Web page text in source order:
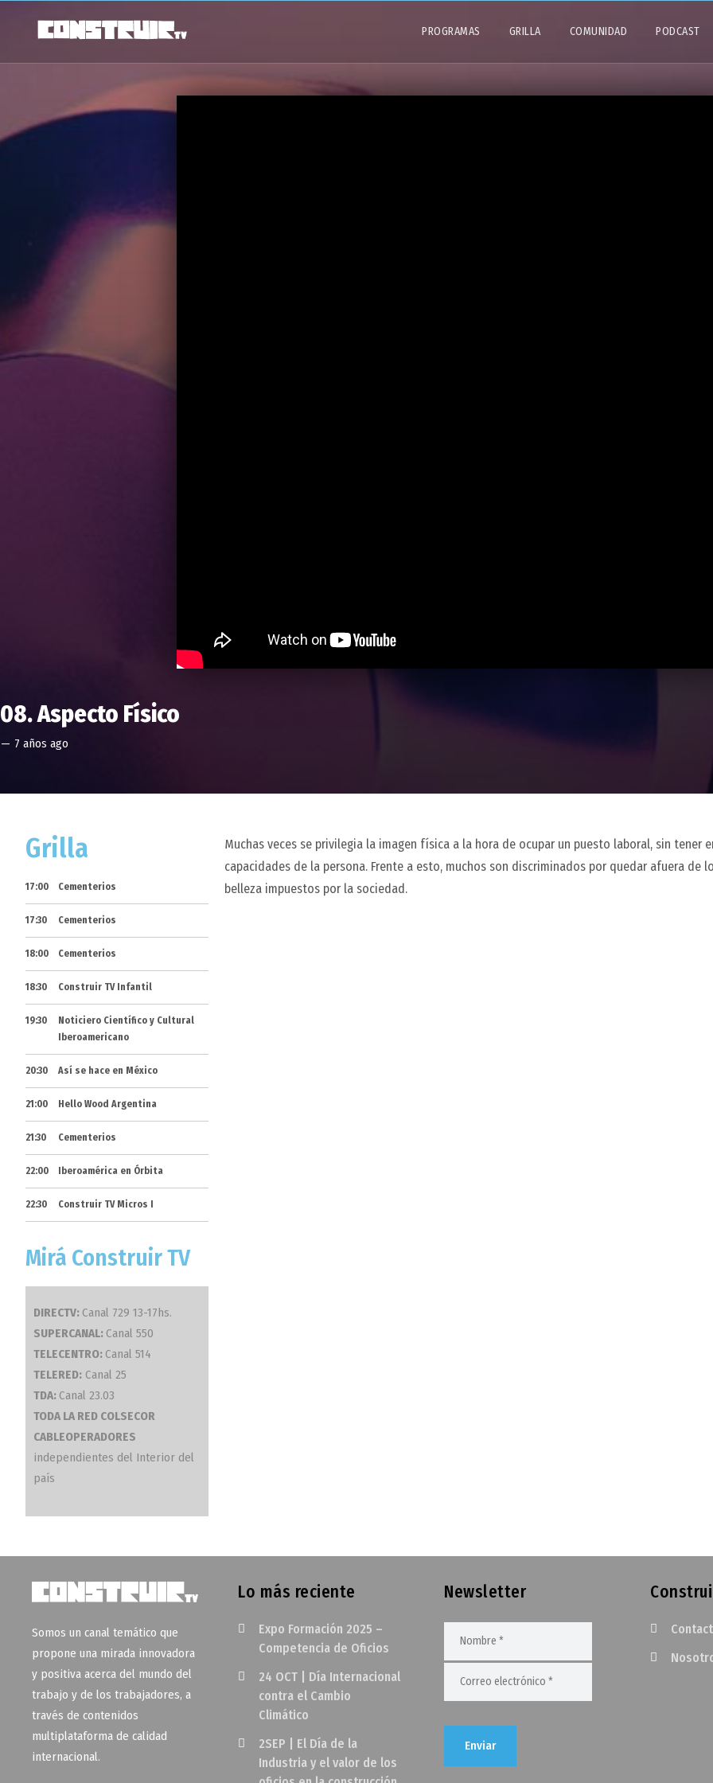
PROGRAMAS GRILLA COMUNIDAD PODCAST
08. Aspecto Físico
— 7 años ago
Grilla
17:00 Cementerios
17:30 Cementerios
18:00 Cementerios
18:30 Construir TV Infantil
19:30
Noticiero Científico y Cultural
Iberoamericano
20:30 Así se hace en México
21:00 Hello Wood Argentina
21:30 Cementerios
22:00 Iberoamérica en Órbita
22:30 Construir TV Micros I
Mirá Construir TV
DIRECTV: Canal 729 13-17hs.
SUPERCANAL: Canal 550
TELECENTRO: Canal 514
TELERED: Canal 25
TDA: Canal 23.03
TODA LA RED COLSECOR
CABLEOPERADORES
independientes del Interior del
país
Muchas veces se privilegia la imagen física a la hora de ocupar un puesto laboral, sin tener
capacidades de la persona. Frente a esto, muchos son discriminados por quedar afuera de
belleza impuestos por la sociedad.
Somos un canal temático que
propone una mirada innovadora
y positiva acerca del mundo del
trabajo y de los trabajadores, a
través de contenidos
multiplataforma de calidad
internacional.
Lo más reciente
Expo Formación 2025 –
Competencia de Oficios
24 OCT | Día Internacional
contra el Cambio
Climático
2SEP | El Día de la
Industria y el valor de los
Newsletter